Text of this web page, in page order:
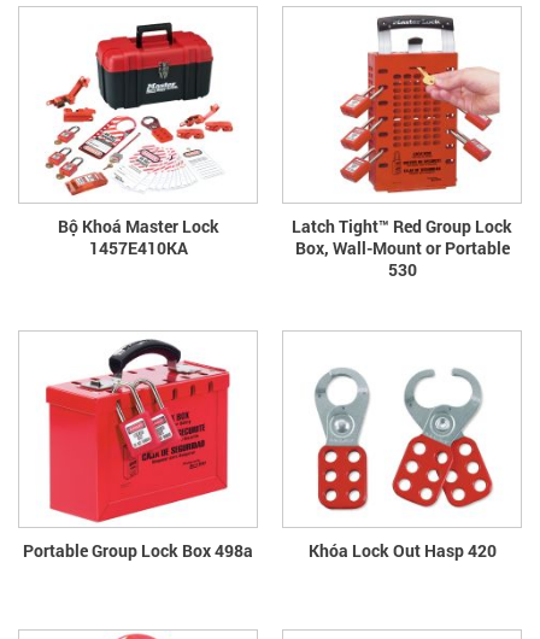
Bộ Khoá Master Lock
1457E410KA
Latch Tight™ Red Group Lock
Box, Wall-Mount or Portable
530
Portable Group Lock Box 498a Khóa Lock Out Hasp 420